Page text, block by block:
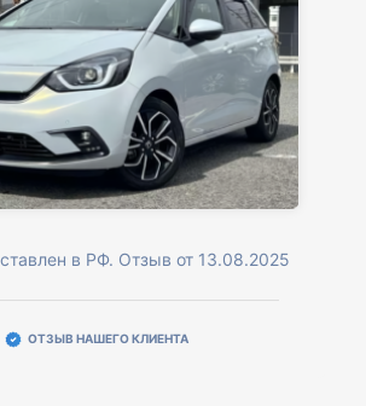
в РФ. Отзыв от 13.08.2025
ОТЗЫВ НАШЕГО КЛИЕНТА